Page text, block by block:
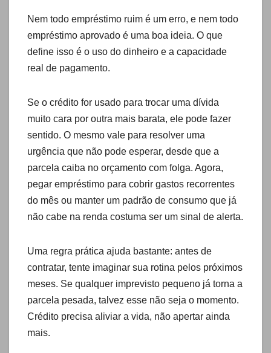
Nem todo empréstimo ruim é um erro, e nem todo
empréstimo aprovado é uma boa ideia. O que
define isso é o uso do dinheiro e a capacidade
real de pagamento.
Se o crédito for usado para trocar uma dívida
muito cara por outra mais barata, ele pode fazer
sentido. O mesmo vale para resolver uma
urgência que não pode esperar, desde que a
parcela caiba no orçamento com folga. Agora,
pegar empréstimo para cobrir gastos recorrentes
do mês ou manter um padrão de consumo que já
não cabe na renda costuma ser um sinal de alerta.
Uma regra prática ajuda bastante: antes de
contratar, tente imaginar sua rotina pelos próximos
meses. Se qualquer imprevisto pequeno já torna a
parcela pesada, talvez esse não seja o momento.
Crédito precisa aliviar a vida, não apertar ainda
mais.